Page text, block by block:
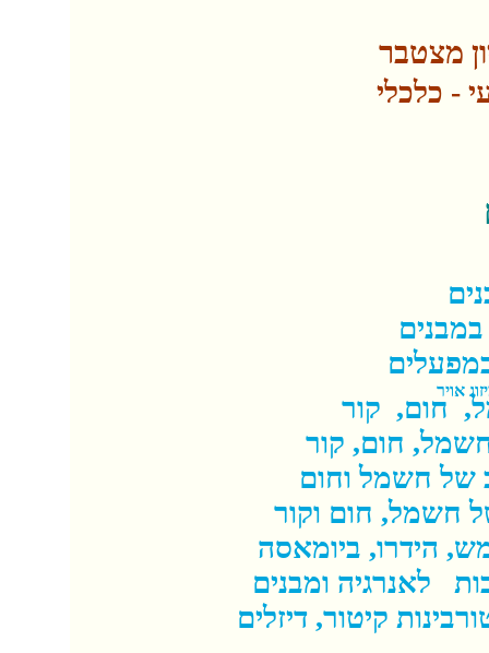
- כלכלי
אויר
חום, קור
חום, קור
של חשמל וחום
חשמל, חום וקור
הידרו, ביומאסה
לאנרגיה ומבנים
קיטור, דיזלים